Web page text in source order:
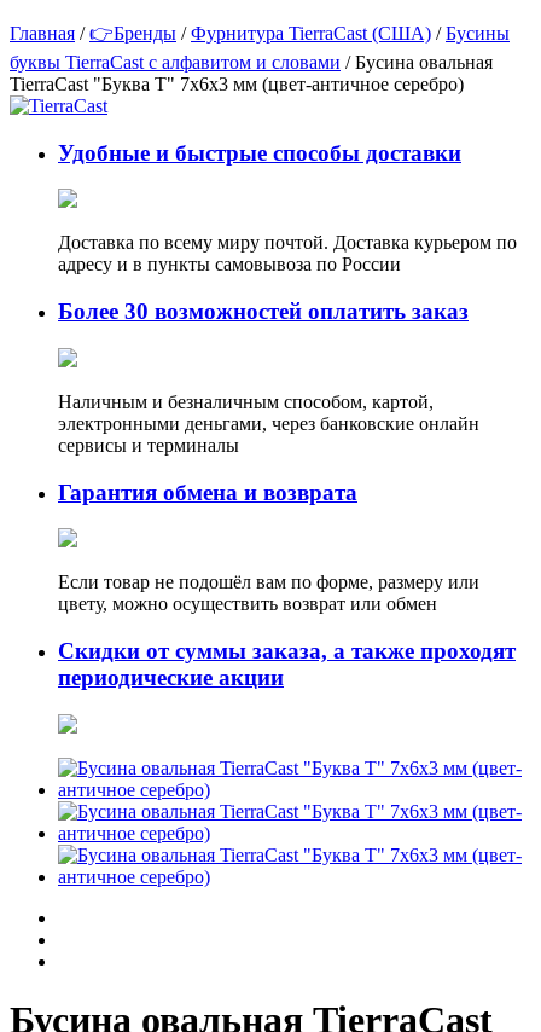
Главная /👉Бренды /Фурнитура TierraCast (США) /Бусины
буквы TierraCast с алфавитом и словами / Бусина овальная
TierraCast "Буква T" 7х6х3 мм (цвет-античное серебро)
Удобные и быстрые способы доставки
Доставка по всему миру почтой. Доставка курьером по
адресу и в пункты самовывоза по России
Более 30 возможностей оплатить заказ
Наличным и безналичным способом, картой,
электронными деньгами, через банковские онлайн
сервисы и терминалы
Гарантия обмена и возврата
Если товар не подошёл вам по форме, размеру или
цвету, можно осуществить возврат или обмен
Скидки от суммы заказа, а также проходят
периодические акции
Бусина овальная TierraCast